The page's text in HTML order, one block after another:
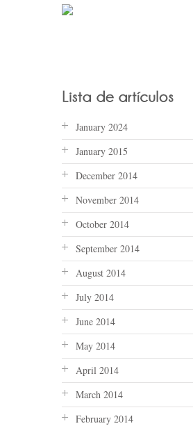
January 2024
January 2015
December 2014
November 2014
October 2014
September 2014
August 2014
July 2014
June 2014
May 2014
April 2014
March 2014
February 2014